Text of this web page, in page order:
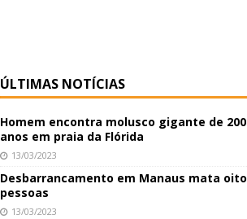
ÚLTIMAS NOTÍCIAS
Homem encontra molusco gigante de 200
anos em praia da Flórida
13/03/2023
Desbarrancamento em Manaus mata oito
pessoas
13/03/2023